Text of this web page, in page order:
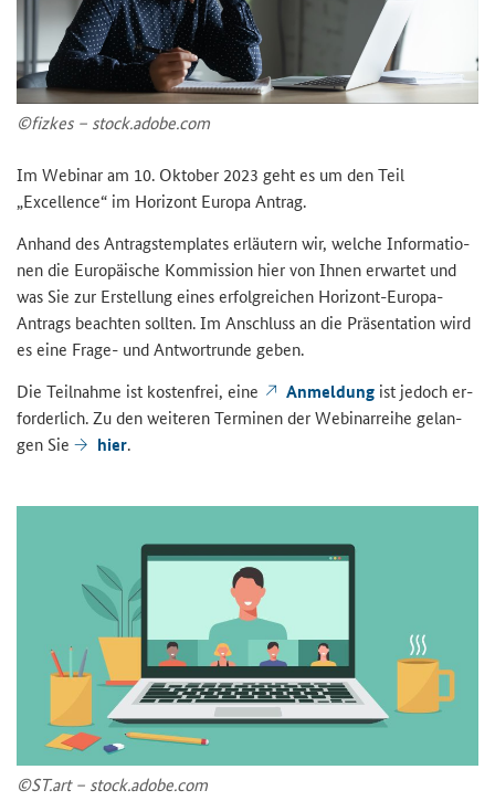
©fiz­kes – stock.adobe.com
Im We­bi­nar am 10. Ok­to­ber 2023 geht es um den Teil
„Excellence“ im Ho­ri­zont Eu­ro­pa An­trag.
An­hand des An­trags­tem­pla­tes er­läu­tern wir, wel­che In­for­ma­tio­
nen die Eu­ro­päi­sche Kom­mis­si­on hier von Ihnen er­war­tet und
was Sie zur Er­stel­lung eines er­folg­rei­chen Horizont-​Europa-
Antrags be­ach­ten soll­ten. Im An­schluss an die Prä­sen­ta­ti­on wird
es eine Frage-​ und Ant­wort­run­de geben.
Die Teil­nah­me ist kos­ten­frei, eine
An­mel­dung ist je­doch er­
for­der­lich. Zu den wei­te­ren Ter­mi­nen der We­bi­nar­rei­he ge­lan­
gen Sie
hier.
©ST.art – stock.adobe.com